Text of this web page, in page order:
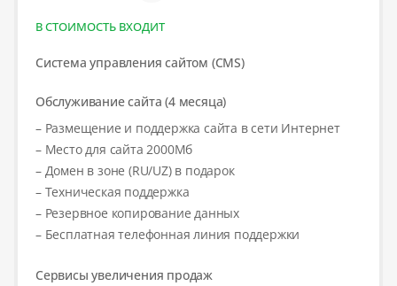
В СТОИМОСТЬ ВХОДИТ
Система управления сайтом (CMS)
Обслуживание сайта (4 месяца)
– Размещение и поддержка сайта в сети Интернет
– Место для сайта 2000Мб
– Домен в зоне (RU/UZ) в подарок
– Техническая поддержка
– Резервное копирование данных
– Бесплатная телефонная линия поддержки
Сервисы увеличения продаж